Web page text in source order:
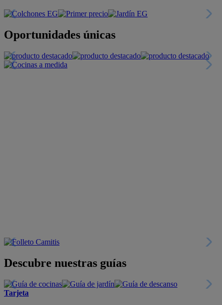
Oportunidades únicas
Descubre nuestras guías
Tarjeta